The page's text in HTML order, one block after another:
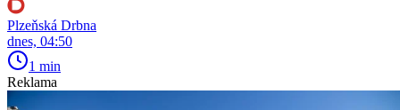
Plzeňská Drbna
dnes, 04:50
1 min
Reklama